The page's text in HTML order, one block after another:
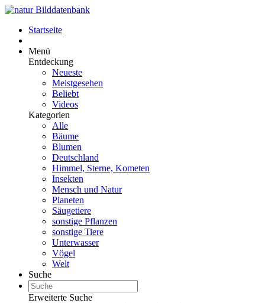
Startseite
Menü
Entdeckung
Neueste
Meistgesehen
Beliebt
Videos
Kategorien
Alle
Bäume
Blumen
Deutschland
Himmel, Sterne, Kometen
Insekten
Mensch und Natur
Planeten
Säugetiere
sonstige Pflanzen
sonstige Tiere
Unterwasser
Vögel
Welt
Suche
Erweiterte Suche